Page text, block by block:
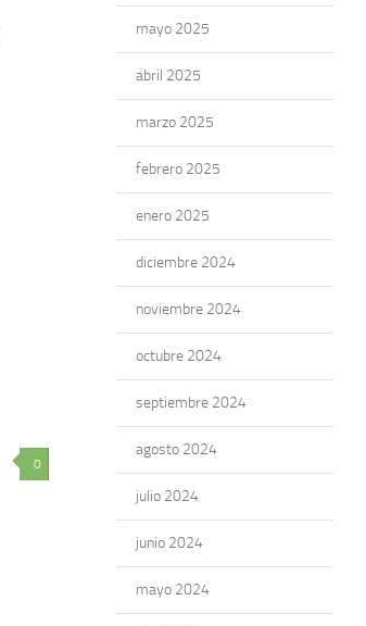
0
mayo 2025
abril 2025
marzo 2025
febrero 2025
enero 2025
diciembre 2024
noviembre 2024
octubre 2024
septiembre 2024
agosto 2024
julio 2024
junio 2024
mayo 2024